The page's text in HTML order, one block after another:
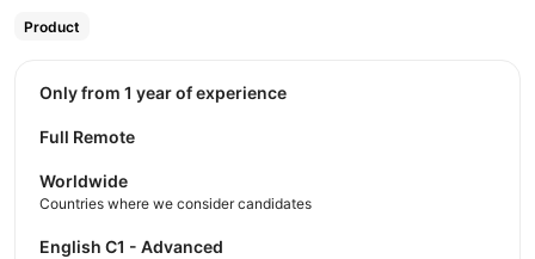
Product
Only from 1 year of experience
Full Remote
Worldwide
Countries where we consider candidates
English C1 - Advanced